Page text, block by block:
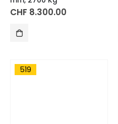
CHF 8.300.00
519